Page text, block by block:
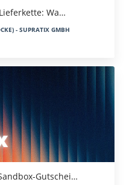
Wa…
- SUPRATIX GMBH
Gutschei…